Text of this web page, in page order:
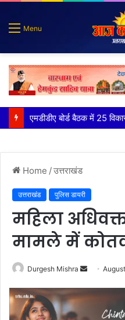
Menu
Home /उत्तराखंड
उत्तराखंड पुलिस डायरी
महिला
मामले में
Durgesh Mishra
Send
email